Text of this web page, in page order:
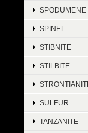
SPODUMENE
SPINEL
STIBNITE
STILBITE
SULFUR
TANZANITE